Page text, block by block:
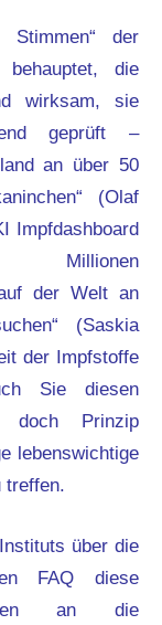
der
die
wirksam, sie
geprüft –
an über 50
(Olaf
Impfdashboard
der Welt an
(Saskia
der Impfstoffe
Sie diesen
doch Prinzip
lebenswichtige
treffen.
über die
FAQ diese
an die